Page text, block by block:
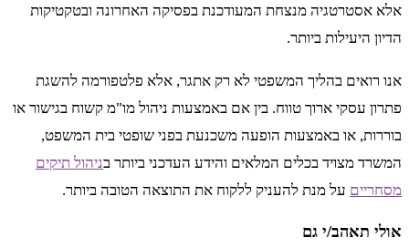
אלא אסטרטגיה מנצחת המעודכנת בפסיקה האחרונה ובטקטיקות
הדיון היעילות ביותר.
אנו רואים בהליך המשפטי לא רק אתגר, אלא פלטפורמה להשגת
פתרון עסקי ארוך טווח. בין אם באמצעות ניהול מו"מ קשוח בגישור או
בוררות, או באמצעות הופעה משכנעת בפני שופטי בית המשפט,
המשרד מצויד בכלים המלאים והידע העדכני ביותר בניהול תיקים
מסחריים על מנת להעניק ללקוח את התוצאה הטובה ביותר.
אולי תאהב/י גם